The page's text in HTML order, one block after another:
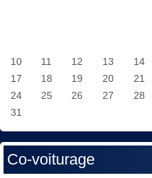
10
11 12 13 14
17
18 19 20 21
24
25 26 27 28
31
Co-voiturage